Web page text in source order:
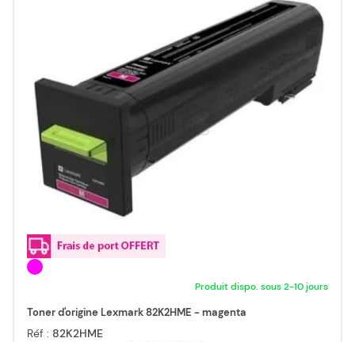
Produit dispo. sous 2-10 jours
Toner d'origine Lexmark 82K2HME - magenta
Réf : 82K2HME